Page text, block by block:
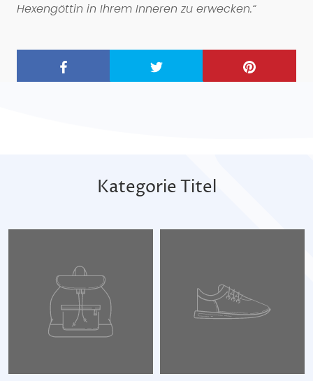
Hexengöttin in Ihrem Inneren zu erwecken.“
Kategorie Titel